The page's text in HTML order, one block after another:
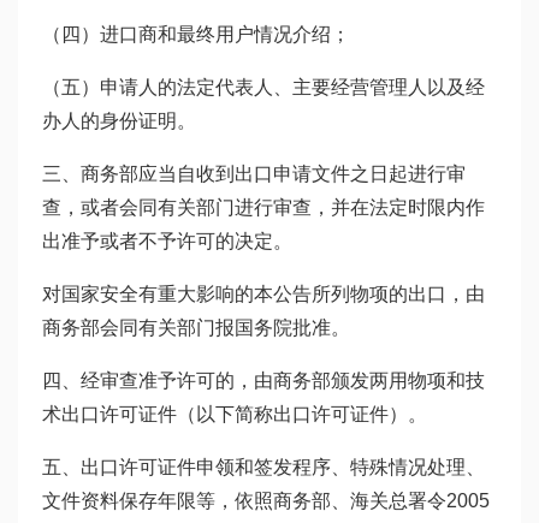
（四）进口商和最终用户情况介绍；
（五）申请人的法定代表人、主要经营管理人以及经
办人的身份证明。
三、商务部应当自收到出口申请文件之日起进行审
查，或者会同有关部门进行审查，并在法定时限内作
出准予或者不予许可的决定。
对国家安全有重大影响的本公告所列物项的出口，由
商务部会同有关部门报国务院批准。
四、经审查准予许可的，由商务部颁发两用物项和技
术出口许可证件（以下简称出口许可证件）。
五、出口许可证件申领和签发程序、特殊情况处理、
文件资料保存年限等，依照商务部、海关总署令2005